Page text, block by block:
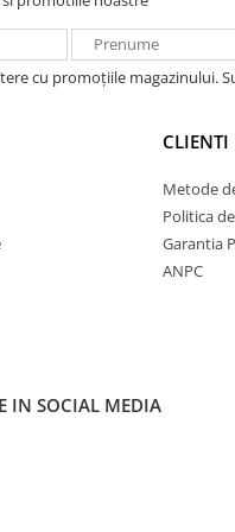
cu promoțiile magazinului.
CLIENTI
Metode
Politica
Garantia
ANPC
IN SOCIAL MEDIA